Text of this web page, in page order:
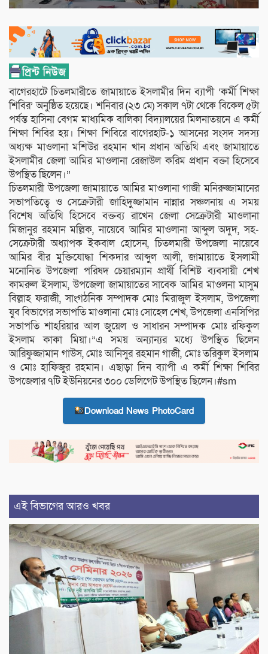
বাগেরহাটে চিতলমারীতে জামায়াতে ইসলামীর দিন ব্যাপী ‘কর্মী শিক্ষা
শিবির’ অনুষ্ঠিত হয়েছে। শনিবার (২৩ মে) সকাল ৭টা থেকে বিকেল ৫টা
পর্যন্ত হাসিনা বেগম মাধ্যমিক বালিকা বিদ্যালয়ের মিলনাতয়নে এ কর্মী
শিক্ষা শিবির হয়। শিক্ষা শিবিরে বাগেরহাট-১ আসনের সংসদ সদস্য
অধ্যক্ষ মাওলানা মশিউর রহমান খান প্রধান অতিথি এবং জামায়াতে
ইসলামীর জেলা আমির মাওলানা রেজাউল করিম প্রধান বক্তা হিসেবে
উপস্থিত ছিলেন।”
চিতলমারী উপজেলা জামায়াতে আমির মাওলানা গাজী মনিরুজ্জামানের
সভাপতিত্বে ও সেক্রেটারী জাহিদুজ্জামান নান্নার সঞ্চলনায় এ সময়
বিশেষ অতিথি হিসেবে বক্তব্য রাখেন জেলা সেক্রেটারী মাওলানা
মিজানুর রহমান মল্লিক, নায়েবে আমির মাওলানা আব্দুল অদুদ, সহ-
সেক্রেটারী অধ্যাপক ইকবাল হোসেন, চিতলমারী উপজেলা নায়েবে
আমির বীর মুক্তিযোদ্ধা শিকদার আব্দুল আলী, জামায়াতে ইসলামী
মনোনিত উপজেলা পরিষদ চেয়ারম্যান প্রার্থী বিশিষ্ট ব্যবসায়ী শেখ
কামরুল ইসলাম, উপজেলা জামায়াতের সাবেক আমির মাওলনা মাসুম
বিল্লাহ ফরাজী, সাংগঠনিক সম্পাদক মোঃ মিরাজুল ইসলাম, উপজেলা
যুব বিভাগের সভাপতি মাওলানা মোঃ সোহেল শেখ, উপজেলা এনসিপির
সভাপতি শাহরিয়ার আল জুয়েল ও সাধারন সম্পাদক মোঃ রফিকুল
ইসলাম কাকা মিয়া।”এ সময় অন্যান্যর মধ্যে উপস্থিত ছিলেন
আরিফুজ্জামান গাউস, মোঃ আনিসুর রহমান গাজী, মোঃ তরিকুল ইসলাম
ও মোঃ হাফিজুর রহমান। এছাড়া দিন ব্যাপী এ কর্মী শিক্ষা শিবির
উপজেলার ৭টি ইউনিয়নের ৩০০ ডেলিগেট উপস্থিত ছিলেন।#sm
Download News PhotoCard
এই বিভাগের আরও খবর